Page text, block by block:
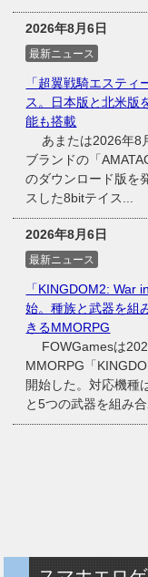
2026年8月6日
最新ニュース
「超翼戦騎エステ
ス。日本版と北米版
能も搭載
あまたは2026年8
ブランドの「
のダウンロード版を
スした8bitテイス...
2026年8月6日
最新ニュース
「KINGDOM2: War
始。種族と武器を組
きるMMORPG
FOWGamesは
MMORPG「
開始した。対応機種
と5つの武器を組み